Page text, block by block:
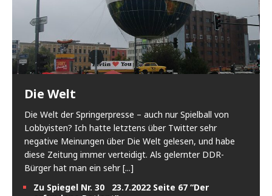
Die Welt
Die Welt der Springerpresse – auch nur Spielball von
Lobbyisten? Ich hatte letztens über Twitter sehr
negative Meinungen über Die Welt gelesen, und habe
diese Zeitung immer verteidigt. Als gelernter DDR-
Bürger hat man ein sehr[...]
Zu Spiegel Nr. 30 23.7.2022 Seite 67 “Der